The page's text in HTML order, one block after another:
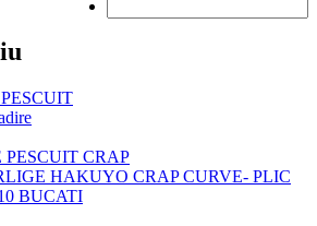
CRAP
HAKUYO CRAP CURVE- PLIC
BUCATI